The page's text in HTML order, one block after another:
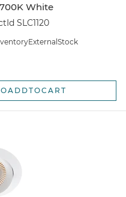
White
SLC1120